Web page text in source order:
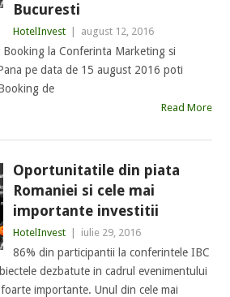
Bucuresti
HotelInvest august 12, 2016
la Conferinta Marketing si
pe data de 15 august 2016 poti
de
Read More
Oportunitatile din piata
Romaniei si cele mai
importante investitii
HotelInvest iulie 29, 2016
86% din participantii la conferintele IBC
dezbatute in cadrul evenimentului
importante. Unul din cele mai